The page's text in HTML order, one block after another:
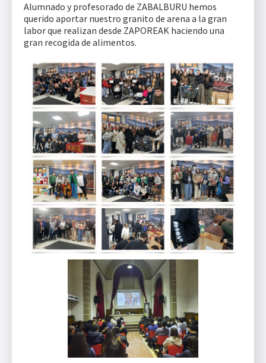
Alumnado y profesorado de ZABALBURU hemos
querido aportar nuestro granito de arena a la gran
labor que realizan desde ZAPOREAK haciendo una
gran recogida de alimentos.